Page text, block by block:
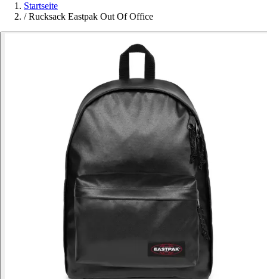
Startseite
/ Rucksack Eastpak Out Of Office